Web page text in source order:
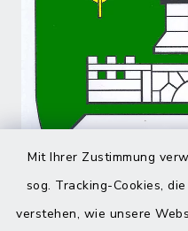
Mit Ihrer Zustimmung
sog. Tracking-Cookies,
verstehen, wie unsere